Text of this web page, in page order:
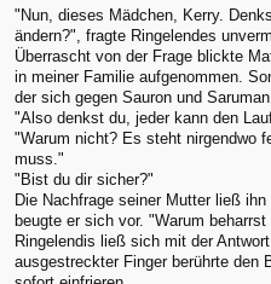
"Nun, dieses Mädchen, Kerry.
ändern?", fragte Ringelendes
Überrascht von der Frage blickte
in meiner Familie aufgenommen.
der sich gegen Sauron und
"Also denkst du, jeder kann den
"Warum nicht? Es steht nirgendwo
muss."
"Bist du dir sicher?"
Die Nachfrage seiner Mutter ließ
beugte er sich vor. "Warum
Ringelendis ließ sich mit der
ausgestreckter Finger berührte den